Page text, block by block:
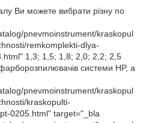
Ви можете вибрати різну по
pnevmoinstrument/kraskopul
remkomplekti-dlya-
1,3; 1,5; 1,8; 2,0; 2,2; 2,5
системи HP, а
pnevmoinstrument/kraskopul
kraskopulti-
0205.html" target="_bla